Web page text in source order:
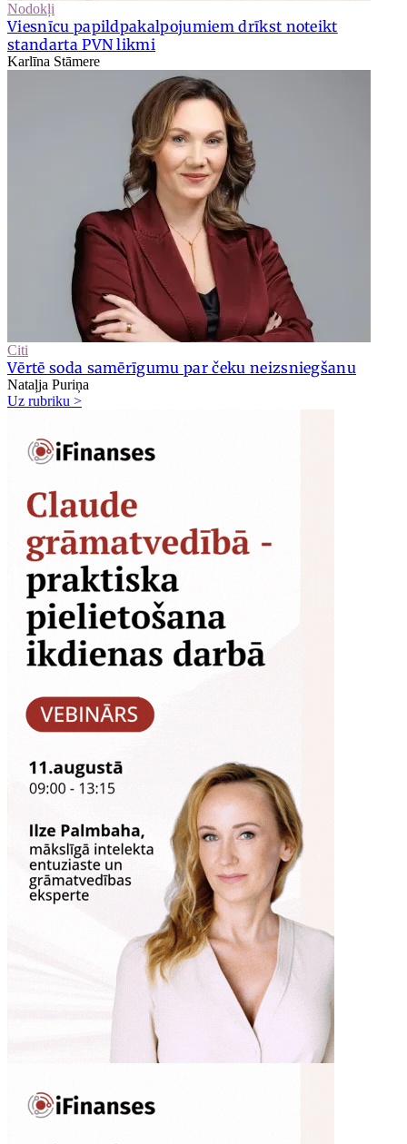
Nodokļi
Viesnīcu papildpakalpojumiem drīkst noteikt
standarta PVN likmi
Karlīna Stāmere
Citi
Vērtē soda samērīgumu par čeku neizsniegšanu
Nataļja Puriņa
Uz rubriku >